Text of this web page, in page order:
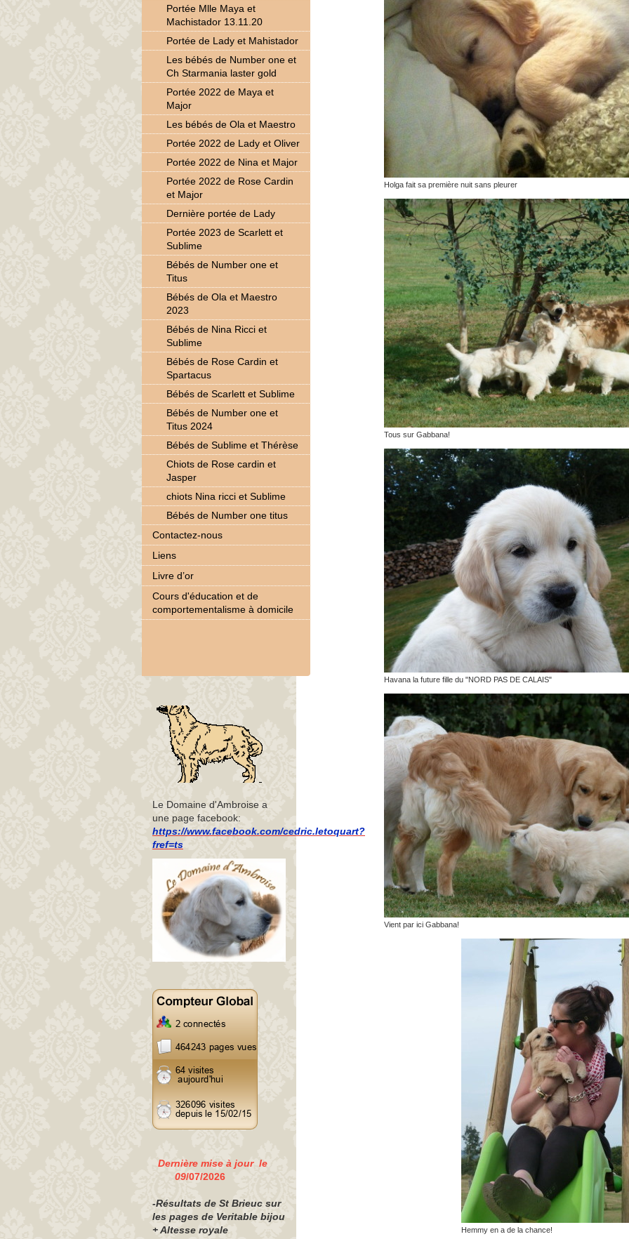
Holga fait sa première nuit sans pleurer
Tous sur Gabbana!
Havana la future fille du "NORD PAS DE CALAIS"
Vient par ici Gabbana!
Hemmy en a de la chance!
Portée Mlle Maya et
Machistador 13.11.20
Portée de Lady et Mahistador
Les bébés de Number one et
Ch Starmania laster gold
Portée 2022 de Maya et
Major
Les bébés de Ola et Maestro
Portée 2022 de Lady et Oliver
Portée 2022 de Nina et Major
Portée 2022 de Rose Cardin
et Major
Dernière portée de Lady
Portée 2023 de Scarlett et
Sublime
Bébés de Number one et
Titus
Bébés de Ola et Maestro
2023
Bébés de Nina Ricci et
Sublime
Bébés de Rose Cardin et
Spartacus
Bébés de Scarlett et Sublime
Bébés de Number one et
Titus 2024
Bébés de Sublime et Thérèse
Chiots de Rose cardin et
Jasper
chiots Nina ricci et Sublime
Bébés de Number one titus
Contactez-nous
Liens
Livre d’or
Cours d'éducation et de
comportementalisme à domicile
Le Domaine d'Ambroise a
une page facebook:
https://www.facebook.com/cedric.letoquart?
fref=ts
Dernière mise à jour le
09/07/2026
-Résultats de St Brieuc sur
les pages de Veritable bijou
+ Altesse royale